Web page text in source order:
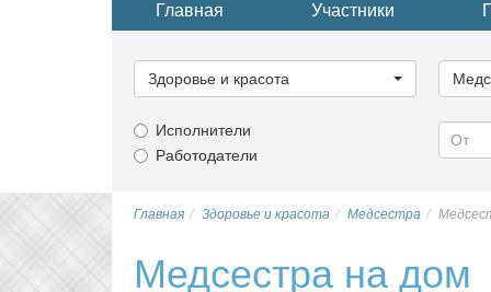
Главная Участники
категорию...
Здоровье и красота
Исполнители
Работодатели
Главная Здоровье и красота Медсестра
Медсестра на дом